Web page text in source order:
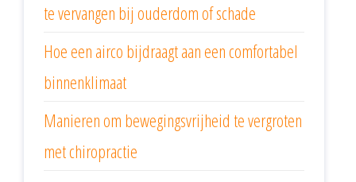
te vervangen bij ouderdom of schade
Hoe een airco bijdraagt aan een comfortabel
binnenklimaat
Manieren om bewegingsvrijheid te vergroten
met chiropractie